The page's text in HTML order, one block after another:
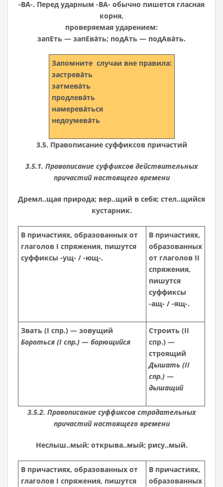
-ВА́-. Перед ударным -ВА- обычно пишется гласная
корня,
проверяемая ударением:
запЕть — запЕва́ть; подАть — подАва́ть.
Запомните случаи вне правила:
застрева́ть
затмева́ть
продлева́ть
намерева́ться
недоумева́ть
3.5. Правописание суффиксов причастий
3.5.1. Правописание суффиксов действительных
причастий настоящего времени
Дремл..щая природа; вер..щий в себя; стел..щийся
кустарник.
В причастиях, образованных от
глаголов I спряжения, пишутся
суффиксы -ущ- / -ющ-.
В причастиях,
образованных
от глаголов II
спряжения,
пишутся
суффиксы
-ащ- / -ящ-.
Звать (I спр.) — зовущий
Бороться (I спр.) — борющийся
Строить (II
спр.) —
строящий
Дышать (II
спр.) —
дышащий
3.5.2. Правописание суффиксов страдательных
причастий настоящего времени
Неслыш..мый; открыва..мый; рису..мый.
В причастиях, образованных от
глаголов I спряжения, пишутся
В причастиях,
образованных